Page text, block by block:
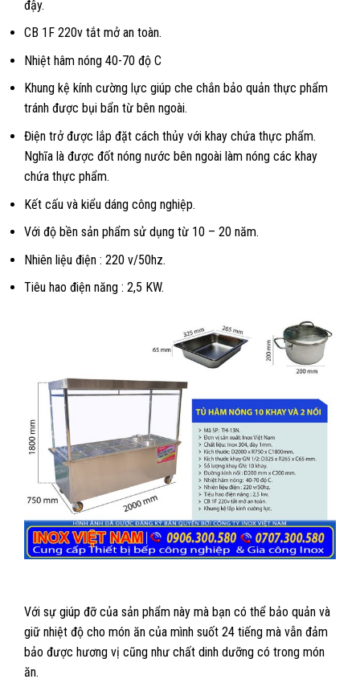
đậy.
CB 1F 220v tắt mở an toàn.
Nhiệt hâm nóng 40-70 độ C
Khung kệ kính cường lực giúp che chắn bảo quản thực phẩm
tránh được bụi bẩn từ bên ngoài.
Điện trở được lắp đặt cách thủy với khay chứa thực phẩm.
Nghĩa là được đốt nóng nước bên ngoài làm nóng các khay
chứa thực phẩm.
Kết cấu và kiểu dáng công nghiệp.
Với độ bền sản phẩm sử dụng từ 10 – 20 năm.
Nhiên liệu điện : 220 v/50hz.
Tiêu hao điện năng : 2,5 KW.
Với sự giúp đỡ của sản phẩm này mà bạn có thể bảo quản và
giữ nhiệt độ cho món ăn của mình suốt 24 tiếng mà vẫn đảm
bảo được hương vị cũng như chất dinh dưỡng có trong món
ăn.